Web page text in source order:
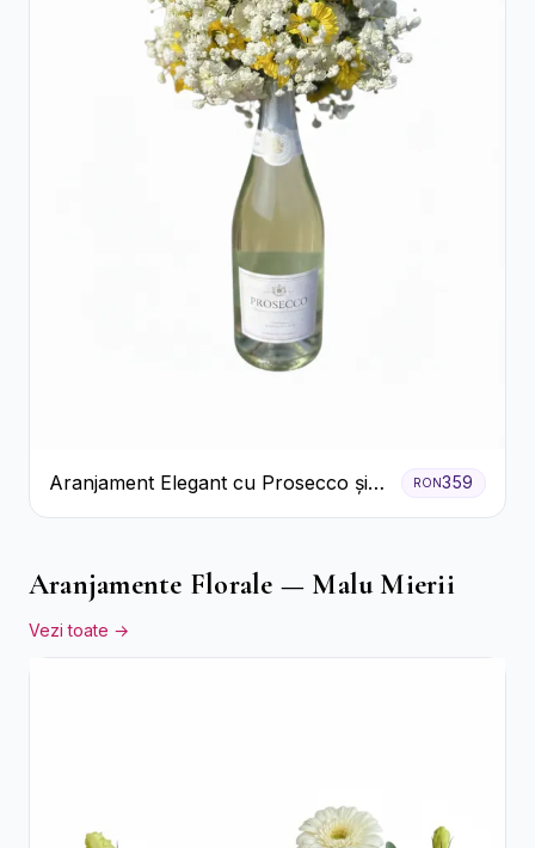
Aranjament Elegant cu Prosecco și
Flori Galbene.
RON359
Aranjamente Florale — Malu Mierii
Vezi toate →